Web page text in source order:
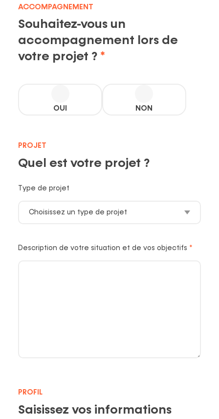
ESG
publications
ACCOMPAGNEMENT
Souhaitez-vous un
accompagnement lors de
votre projet ? Required
OUI NON
PROJET
Quel est votre projet ?
Type de projet
Choisissez un type de projet
Description de votre situation et de vos objectifs Required
PROFIL
Saisissez vos informations